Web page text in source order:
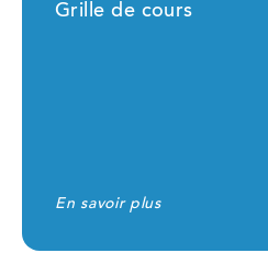
Grille de cours
En savoir plus